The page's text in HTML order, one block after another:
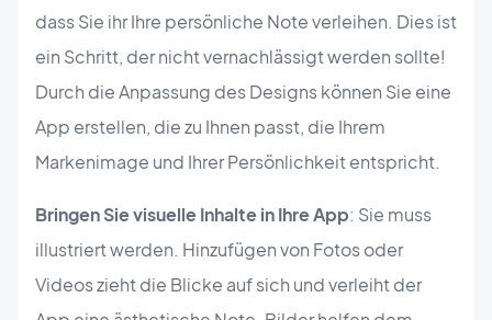
dass Sie ihr Ihre persönliche Note verleihen. Dies ist
ein Schritt, der nicht vernachlässigt werden sollte!
Durch die Anpassung des Designs können Sie eine
App erstellen, die zu Ihnen passt, die Ihrem
Markenimage und Ihrer Persönlichkeit entspricht.
Bringen Sie visuelle Inhalte in Ihre App: Sie muss
illustriert werden. Hinzufügen von Fotos oder
Videos zieht die Blicke auf sich und verleiht der